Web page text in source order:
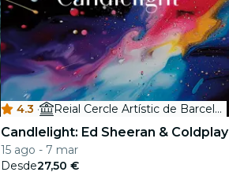
4.3 · Reial Cercle Artístic de Barcelona
Candlelight: Ed Sheeran & Coldplay
15 ago - 7 mar
Desde27,50 €